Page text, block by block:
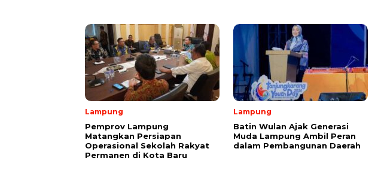
Lampung
Pemprov Lampung
Matangkan Persiapan
Operasional Sekolah Rakyat
Permanen di Kota Baru
Lampung
Batin Wulan Ajak Generasi
Muda Lampung Ambil Peran
dalam Pembangunan Daerah